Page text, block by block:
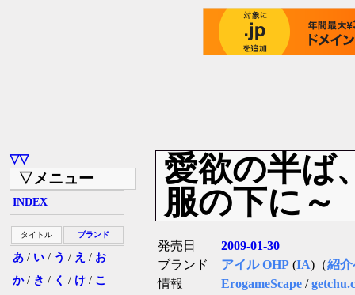
▽▽
▽メニュー
INDEX
タイトル ブランド
あ / い / う / え / お
か/ き / く / け / こ
愛欲の半ば
服の下に～
発売日
2009-01-30
ブランド
アイル OHP (IA)（紹
情報
ErogameScape /